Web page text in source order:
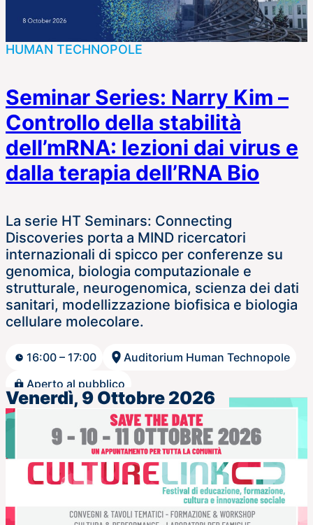
HUMAN TECHNOPOLE
Seminar Series: Narry Kim –
Controllo della stabilità
dell’mRNA: lezioni dai virus e
dalla terapia dell’RNA Bio
La serie HT Seminars: Connecting
Discoveries porta a MIND ricercatori
internazionali di spicco per conferenze su
genomica, biologia computazionale e
strutturale, neurogenomica, scienza dei dati
sanitari, modellizzazione biofisica e biologia
cellulare molecolare.
16:00 – 17:00
Auditorium Human Technopole
Aperto al pubblico
Venerdì, 9 Ottobre 2026